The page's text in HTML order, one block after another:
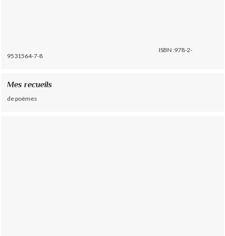
ISBN :978-2-
9531564-7-8
Mes recueils
de poèmes